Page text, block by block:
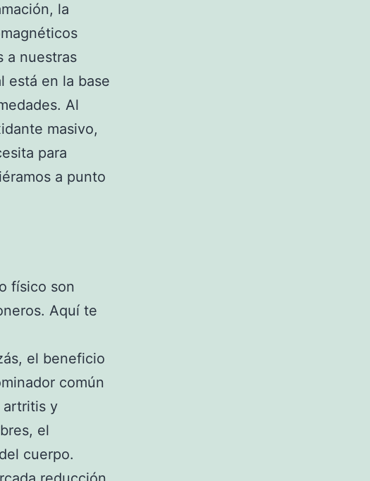
la
a nuestras
está en la base
Al
masivo,
para
a punto
físico son
Aquí te
el beneficio
común
artritis y
el
cuerpo.